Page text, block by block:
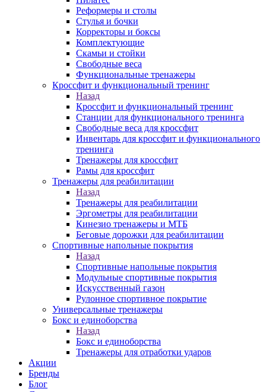
Реформеры и столы
Стулья и бочки
Корректоры и боксы
Комплектующие
Скамьи и стойки
Свободные веса
Функциональные тренажеры
Кроссфит и функциональный тренинг
Назад
Кроссфит и функциональный тренинг
Станции для функционального тренинга
Свободные веса для кроссфит
Инвентарь для кроссфит и функционального
тренинга
Тренажеры для кроссфит
Рамы для кроссфит
Тренажеры для реабилитации
Назад
Тренажеры для реабилитации
Эргометры для реабилитации
Кинезио тренажеры и МТБ
Беговые дорожки для реабилитации
Спортивные напольные покрытия
Назад
Спортивные напольные покрытия
Модульные спортивные покрытия
Искусственный газон
Рулонное спортивное покрытие
Универсальные тренажеры
Бокс и единоборства
Назад
Бокс и единоборства
Тренажеры для отработки ударов
Акции
Бренды
Блог